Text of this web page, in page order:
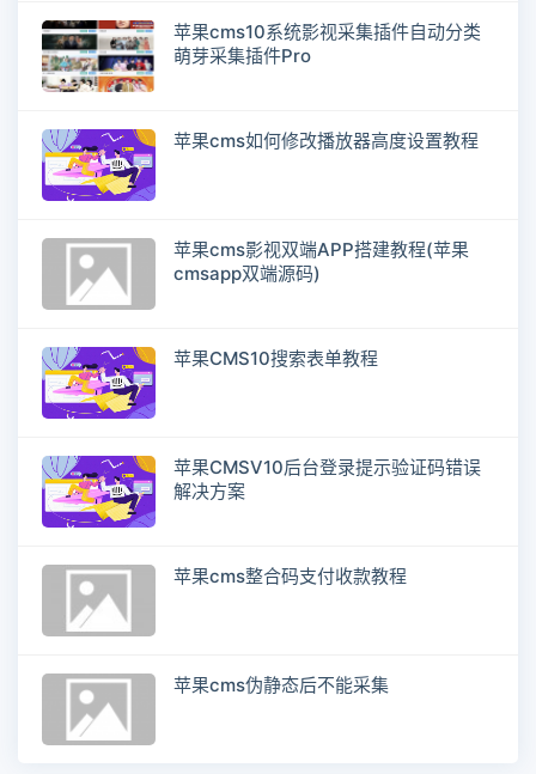
苹果cms10系统影视采集插件自动分类
萌芽采集插件Pro
苹果cms如何修改播放器高度设置教程
苹果cms影视双端APP搭建教程(苹果
cmsapp双端源码)
苹果CMS10搜索表单教程
苹果CMSV10后台登录提示验证码错误
解决方案
苹果cms整合码支付收款教程
苹果cms伪静态后不能采集